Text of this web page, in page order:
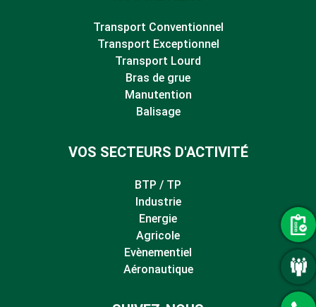
Transport Conventionnel
Transport Exceptionnel
Transport Lourd
Bras de grue
Manutention
Balisage
VOS SECTEURS D'ACTIVITÉ
BTP / TP
Industrie
Energie
Agricole
Evènementiel
Aéronautique